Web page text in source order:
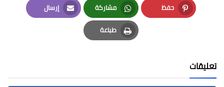
حفظ
Pinterest
مشاركة
Whatsapp
إرسال
Email
طباعة
Print
تعليقات